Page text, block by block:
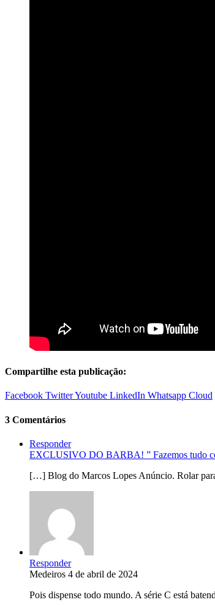
Compartilhe esta publicação:
Facebook TwitterYoutube LinkedIn Whatsapp Cloud
3 Comentários
Responder
EXCLUSIVO DO BARBA! ” Fazemos tudo
[…] Blog do Marcos Lopes Anúncio. Rolar
Responder
Medeiros 4 de abril de 2024
Pois dispense todo mundo. A série C está